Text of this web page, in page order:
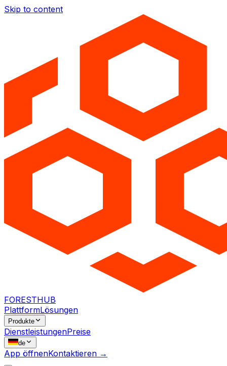
Skip to content
FORESTHUB
PlattformLösungen
Produkte
DienstleistungenPreise
de
App öffnenKontaktieren →